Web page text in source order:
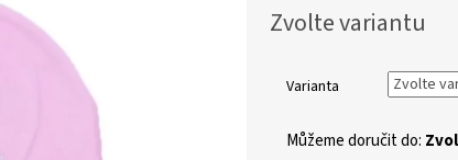
cena:
Zvolte variantu
Varianta
Můžeme doručit do: